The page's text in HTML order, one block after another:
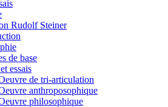
Rudolf Steiner
de base
essais
de tri-articulation
anthroposophique
philosophique